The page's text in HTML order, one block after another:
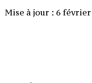
Mise à jour : 6 février